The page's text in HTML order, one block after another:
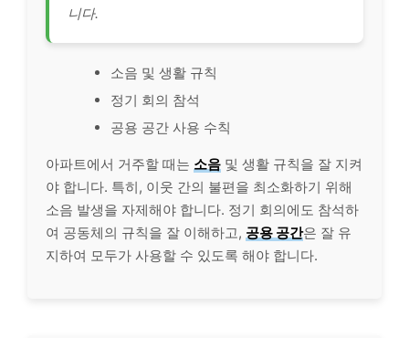
니다.
소음 및 생활 규칙
정기 회의 참석
공용 공간 사용 수칙
아파트에서 거주할 때는 소음 및 생활 규칙을 잘 지켜
야 합니다. 특히, 이웃 간의 불편을 최소화하기 위해
소음 발생을 자제해야 합니다. 정기 회의에도 참석하
여 공동체의 규칙을 잘 이해하고, 공용 공간은 잘 유
지하여 모두가 사용할 수 있도록 해야 합니다.